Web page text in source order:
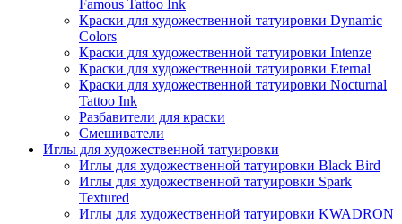
Famous Tattoo Ink
Краски для художественной татуировки Dynamic
Colors
Краски для художественной татуировки Intenze
Краски для художественной татуировки Eternal
Краски для художественной татуировки Nocturnal
Tattoo Ink
Разбавители для краски
Смешиватели
Иглы для художественной татуировки
Иглы для художественной татуировки Black Bird
Иглы для художественной татуировки Spark
Textured
Иглы для художественной татуировки KWADRON